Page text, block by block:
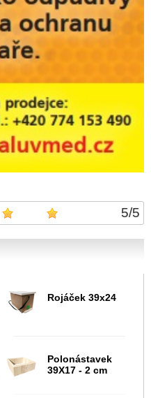
5/5
Rojáček 39x24
Polonástavek
39X17 - 2 cm